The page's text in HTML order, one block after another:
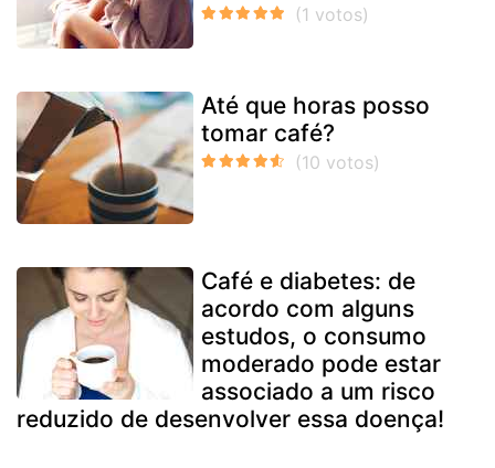
Até que horas posso
tomar café?
Café e diabetes: de
acordo com alguns
estudos, o consumo
moderado pode estar
associado a um risco
reduzido de desenvolver essa doença!